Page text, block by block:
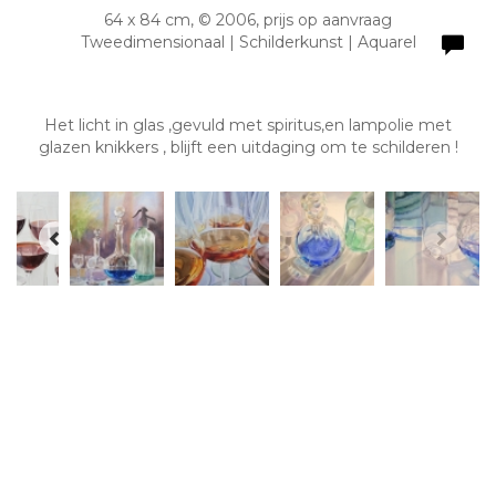
64 x 84 cm, © 2006, prijs op aanvraag
Tweedimensionaal | Schilderkunst | Aquarel
Het licht in glas ,gevuld met spiritus,en lampolie met
glazen knikkers , blijft een uitdaging om te schilderen !